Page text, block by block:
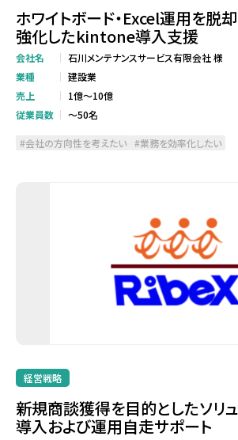
ホワイトボード・Excel運用を脱
強化したkintone導入支援
会社名
石川メンテナンスサービス有限会社 様
業種
建設業
売上
1億～10億
従業員数
～50名
会社の方向性を考えたい 業務を効率化したい
経営戦略
新規商談獲得を目的としたソリ
導入および運用自走サポート